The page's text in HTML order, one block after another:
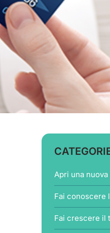
Apri una
Fai conoscere
Fai crescere il